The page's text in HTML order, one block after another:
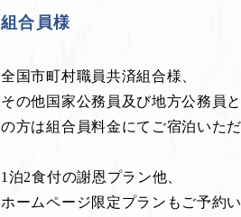
組合員様
全国市町村職員共済組合様、
その他国家公務員及び地方公務員
の方は組合員料金にてご宿泊いただ
1泊2食付の謝恩プラン他、
ホームページ限定プランもご予約